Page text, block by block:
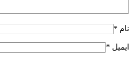
نام *
ایمیل *